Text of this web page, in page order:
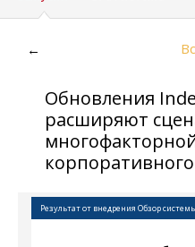
←
Обновления
расширяют
Результат от внедрения Обзор